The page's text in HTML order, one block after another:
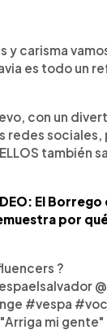
artículo
y carisma
es todo un
con un
redes sociales,
también
El
por
?￰
#vespa
mi gente"